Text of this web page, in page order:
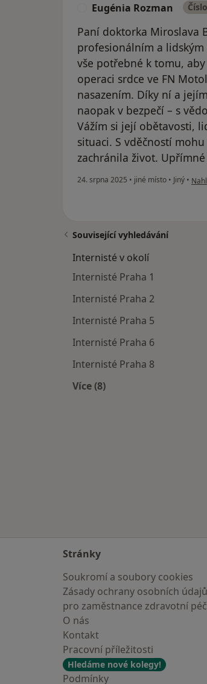
Eugénia Rozman
Paní doktorka Miroslava
profesionálním a
vše potřebné k tomu,
operaci srdce ve FN
nasazením. Díky ní a
naopak v bezpečí – s
Vážím si její obětavosti,
situaci. S vděčností
zachránila život.
24. srpna 2025 • jiné místo • Jiný •
Související vyhledávání
Internisté v okolí
Internisté Praha 1
Internisté Praha 2
Internisté Praha 5
Internisté Praha 6
Internisté Praha 8
Více (8)
Stránky
Soukromí a soubory cookies
Zásady ochrany osobních údajů
pro zaměstnance zdravotní
O nás
Kontakt
Pracovní příležitosti
Hledáme nové kolegy!
Podmínky